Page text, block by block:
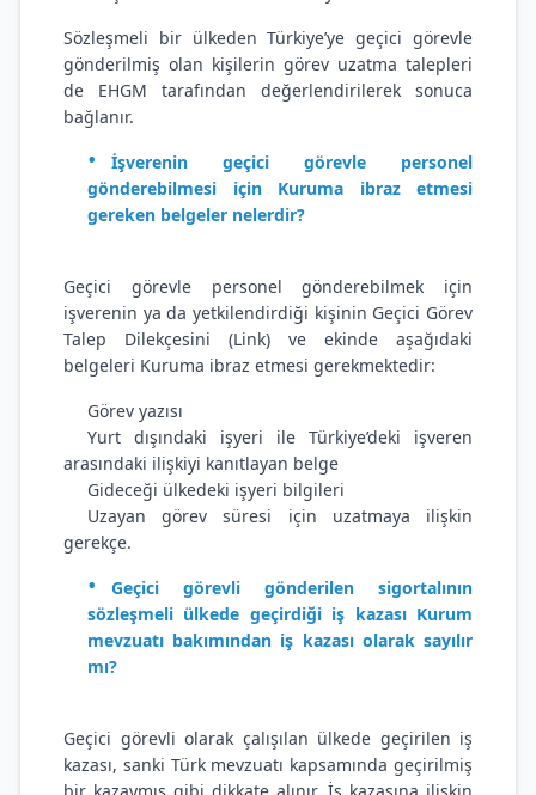
Sözleşmeli bir ülkeden Türkiye’ye geçici görevle
gönderilmiş olan kişilerin görev uzatma talepleri
de EHGM tarafından değerlendirilerek sonuca
bağlanır.
İşverenin geçici görevle personel
gönderebilmesi için Kuruma ibraz etmesi
gereken belgeler nelerdir?
Geçici görevle personel gönderebilmek için
işverenin ya da yetkilendirdiği kişinin Geçici Görev
Talep Dilekçesini (Link) ve ekinde aşağıdaki
belgeleri Kuruma ibraz etmesi gerekmektedir:
Görev yazısı
Yurt dışındaki işyeri ile Türkiye’deki işveren
arasındaki ilişkiyi kanıtlayan belge
Gideceği ülkedeki işyeri bilgileri
Uzayan görev süresi için uzatmaya ilişkin
gerekçe.
Geçici görevli gönderilen sigortalının
sözleşmeli ülkede geçirdiği iş kazası Kurum
mevzuatı bakımından iş kazası olarak sayılır
mı?
Geçici görevli olarak çalışılan ülkede geçirilen iş
kazası, sanki Türk mevzuatı kapsamında geçirilmiş